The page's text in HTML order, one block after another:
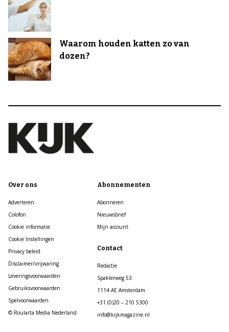
Waarom houden katten zo van
dozen?
Over ons
Adverteren
Colofon
Cookie informatie
Cookie Instellingen
Privacy beleid
Disclaimer/vrijwaring
Leveringsvoorwaarden
Gebruiksvoorwaarden
Spelvoorwaarden
© Roularta Media Nederland
Abonnementen
Abonneren
Nieuwsbrief
Mijn account
Contact
Redactie
Spaklerweg 53
1114 AE Amsterdam
+31 (0)20 – 210 5300
info@kijkmagazine.nl